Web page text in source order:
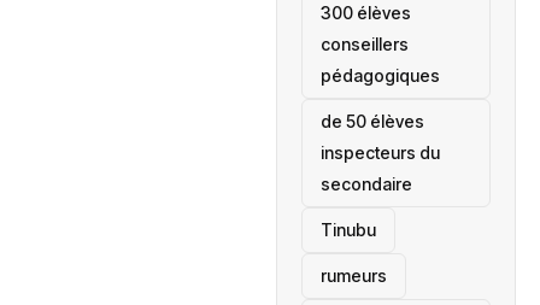
300 élèves
conseillers
pédagogiques
de 50 élèves
inspecteurs du
secondaire
Tinubu
rumeurs